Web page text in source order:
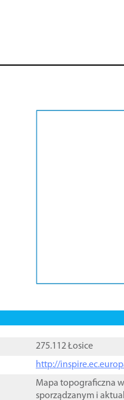
275.112 Łosice
http://
Mapa topograficzna
sporządzanym i